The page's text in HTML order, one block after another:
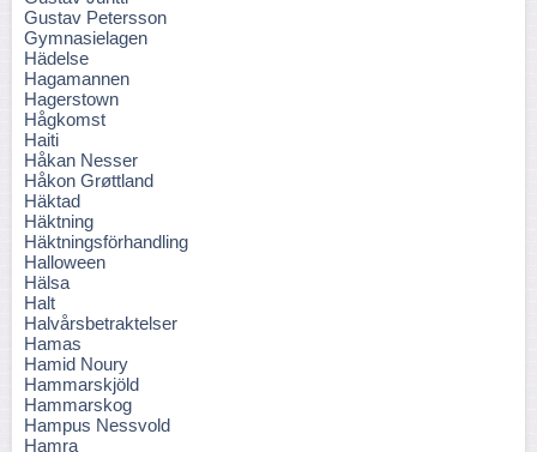
Gustav Petersson
Gymnasielagen
Hädelse
Hagamannen
Hagerstown
Hågkomst
Haiti
Håkan Nesser
Håkon Grøttland
Häktad
Häktning
Häktningsförhandling
Halloween
Hälsa
Halt
Halvårsbetraktelser
Hamas
Hamid Noury
Hammarskjöld
Hammarskog
Hampus Nessvold
Hamra